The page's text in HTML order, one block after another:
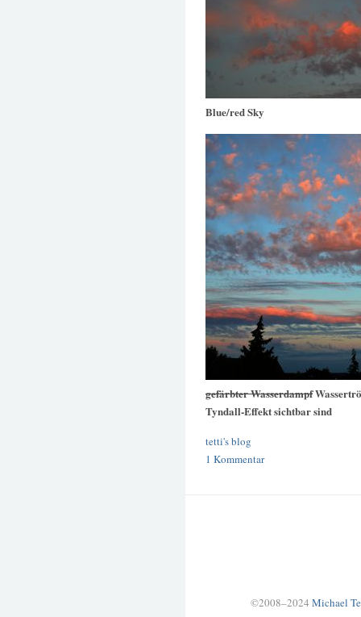
Blue/red Sky
gefärbter Wasserdampf
Tyndall-Effekt sichtbar sind
tetti's blog
1 Kommentar
©2008–2024 Michael